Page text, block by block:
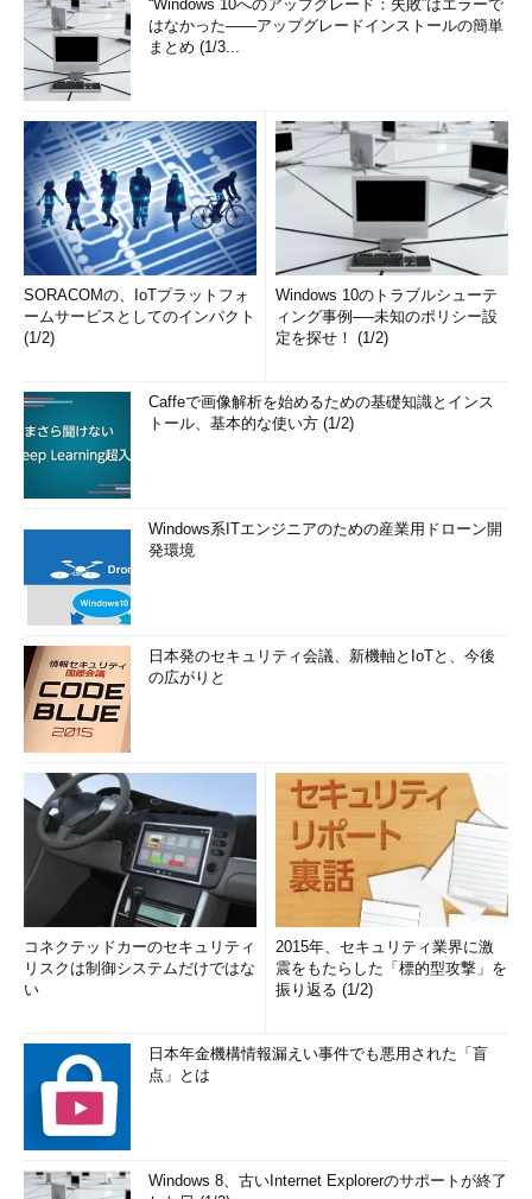
“Windows 10へのアップグレード：失敗”はエラーで
はなかった――アップグレードインストールの簡単
まとめ (1/3...
SORACOMの、IoTプラットフォ
ームサービスとしてのインパクト
(1/2)
Windows 10のトラブルシューテ
ィング事例──未知のポリシー設
定を探せ！ (1/2)
Caffeで画像解析を始めるための基礎知識とインス
トール、基本的な使い方 (1/2)
Windows系ITエンジニアのための産業用ドローン開
発環境
日本発のセキュリティ会議、新機軸とIoTと、今後
の広がりと
コネクテッドカーのセキュリティ
リスクは制御システムだけではな
い
2015年、セキュリティ業界に激
震をもたらした「標的型攻撃」を
振り返る (1/2)
日本年金機構情報漏えい事件でも悪用された「盲
点」とは
Windows 8、古いInternet Explorerのサポートが終了